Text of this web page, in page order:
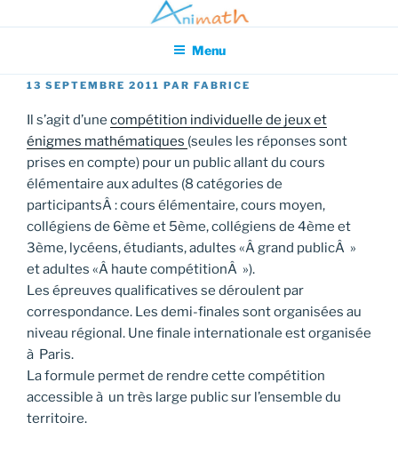
au
principal
Association pour l'Animation en Mathématiques
Menu
PUBLIÉ
13 SEPTEMBRE 2011 PAR FABRICE
Il s’agit d’une compétition individuelle de jeux et
énigmes mathématiques (seules les réponses sont
prises en compte) pour un public allant du cours
élémentaire aux adultes (8 catégories de
participantsÂ : cours élémentaire, cours moyen,
collégiens de 6ème et 5ème, collégiens de 4ème et
3ème, lycéens, étudiants, adultes «Â grand publicÂ »
et adultes «Â haute compétitionÂ »).
Les épreuves qualificatives se déroulent par
correspondance. Les demi-finales sont organisées au
niveau régional. Une finale internationale est organisée
à Paris.
La formule permet de rendre cette compétition
accessible à un très large public sur l’ensemble du
territoire.